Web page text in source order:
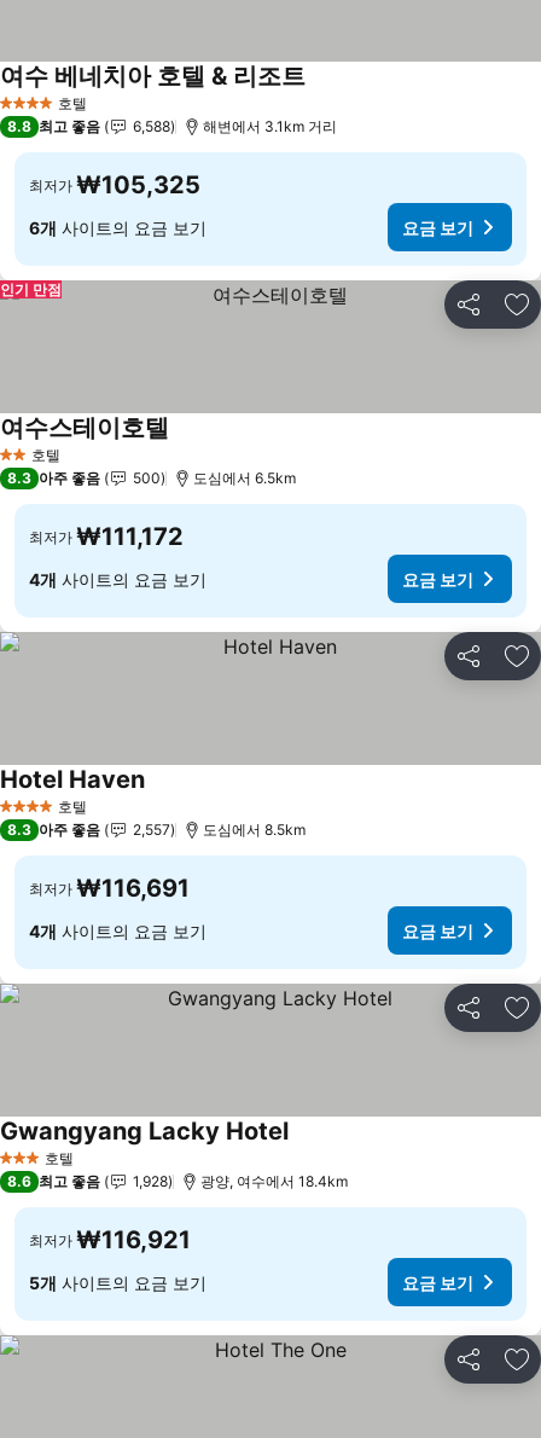
4 성급 호텔
여수 베네치아 호텔 & 리조트
8.8 최고 좋음 6,588 해변에서 3.1km 거리
최저가 ₩105,325
6개 사이트의 요금 보기 요금 보기
공유 즐
인기 만점
2 성급호텔
여수스테이호텔
8.3 아주 좋음 500 도심에서 6.5km
최저가 ₩111,172
4개 사이트의 요금 보기 요금 보기
공유 즐
4 성급 호텔
Hotel Haven
8.3 아주 좋음 2,557 도심에서 8.5km
최저가 ₩116,691
4개 사이트의 요금 보기 요금 보기
공유 즐
3 성급 호텔
Gwangyang Lacky Hotel
8.6 최고 좋음 1,928 광양, 여수에서 18.4km
최저가 ₩116,921
5개 사이트의 요금 보기 요금 보기
공유 즐